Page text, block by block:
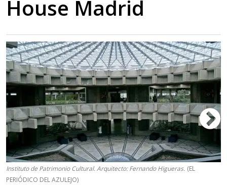
House Madrid
Instituto de Patrimonio Cultural. Arquitecto: Fernando Higueras. (EL
PERIÓDICO DEL AZULEJO)